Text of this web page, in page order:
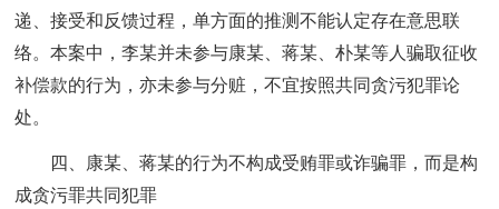
递、接受和反馈过程，单方面的推测不能认定存在意思联
络。本案中，李某并未参与康某、蒋某、朴某等人骗取征收
补偿款的行为，亦未参与分赃，不宜按照共同贪污犯罪论
处。
四、康某、蒋某的行为不构成受贿罪或诈骗罪，而是构
成贪污罪共同犯罪